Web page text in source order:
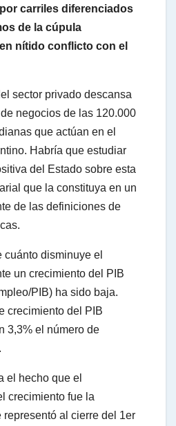
carriles diferenciados
de la cúpula
nítido conflicto con el
sector privado descansa
negocios de las 120.000
que actúan en el
Habría que estudiar
del Estado sobre esta
que la constituya en un
de las definiciones de
cuánto disminuye el
un crecimiento del PIB
PIB) ha sido baja.
crecimiento del PIB
3,3% el número de
el hecho que el
crecimiento fue la
representó al cierre del 1er